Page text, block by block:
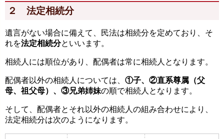
２ 法定相続分
遺言がない場合に備えて、民法は相続分を定めており、そ
れを法定相続分といいます。
相続人には順位があり、配偶者は常に相続人となります。
配偶者以外の相続人については、 ①子、②直系尊属（父
母、祖父母）、③兄弟姉妹の順で相続人となります。
そして、配偶者とそれ以外の相続人の組み合わせにより、
法定相続分は次のようになります。